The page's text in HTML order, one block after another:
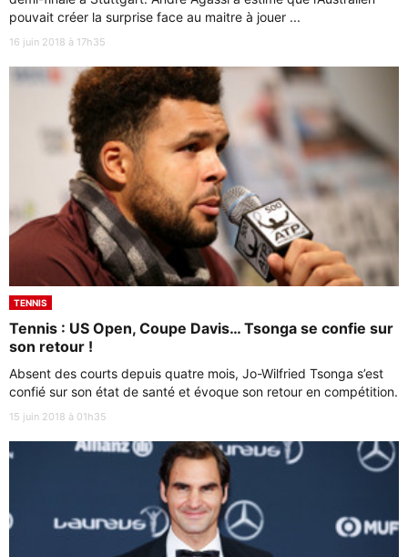
pouvait créer la surprise face au maitre à jouer ...
16 juin 2018 à 17h35
TENNIS
Tennis : US Open, Coupe Davis… Tsonga se confie sur
son retour !
Absent des courts depuis quatre mois, Jo-Wilfried Tsonga s’est
confié sur son état de santé et évoque son retour en compétition.
15 juin 2018 à 01h35